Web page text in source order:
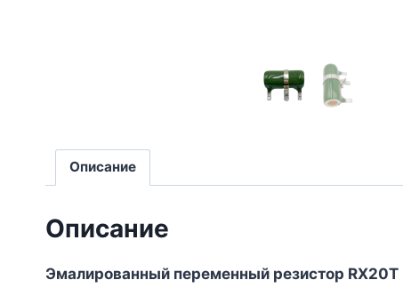
Описание
Описание
Эмалированный переменный резистор RX20T